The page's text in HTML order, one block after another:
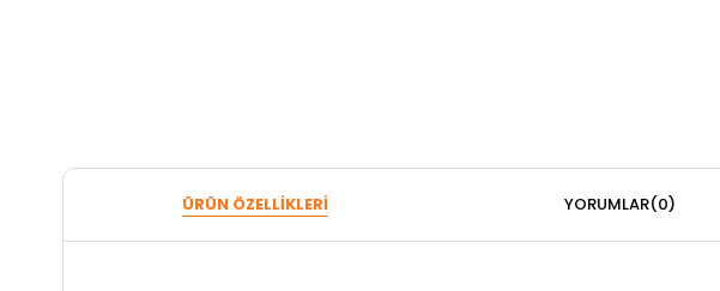
ÜRÜN ÖZELLIKLERI YORUMLAR(0)